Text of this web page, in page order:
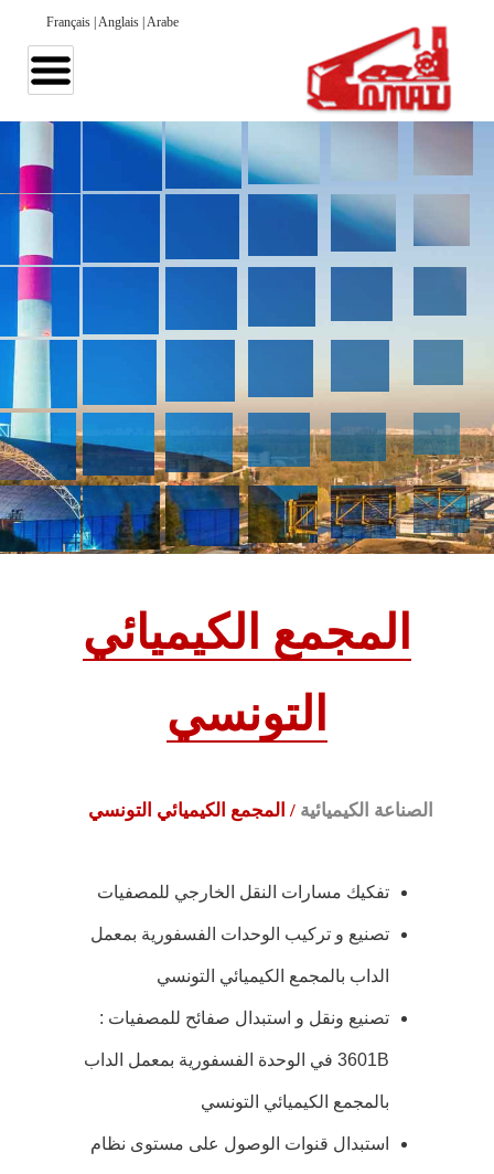
Français Anglais Arabe
المجمع الكيميائي
التونسي
الصناعة الكيميائية / المجمع الكيميائي التونسي
تفكيك مسارات النقل الخارجي للمصفيات
تصنيع و تركيب الوحدات الفسفورية بمعمل
الداب بالمجمع الكيميائي التونسي
تصنيع ونقل و استبدال صفائح للمصفيات :
3601B في الوحدة الفسفورية بمعمل الداب
بالمجمع الكيميائي التونسي
استبدال قنوات الوصول على مستوى نظام